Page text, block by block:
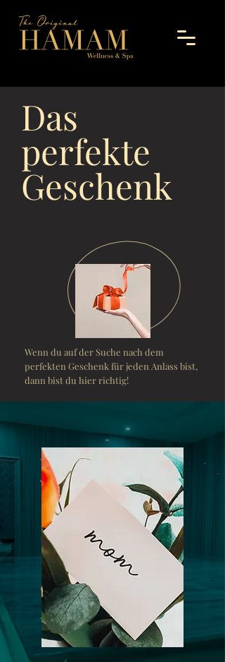
Das
perfekte
Geschenk
Wenn du auf der Suche nach dem
perfekten Geschenk für jeden Anlass bist,
dann bist du hier richtig!